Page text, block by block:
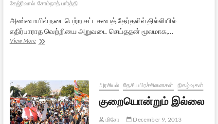
கேஜ்ரிவால் சோம்நாத் பார்த்தி
அண்மையில் நடைபெற்ற சட்டசபைத் தேர்தலில் தில்லியில்
எதிர்பாராத வெற்றியை அறுவடை செய்ததன் மூலமாக,…
View Moreசாயம்
அரசியல் தேசிய பிரச்சினைகள் நிகழ்வுகள்
குறையொன்றும் இல்லை
மிசோ
December 9, 2013